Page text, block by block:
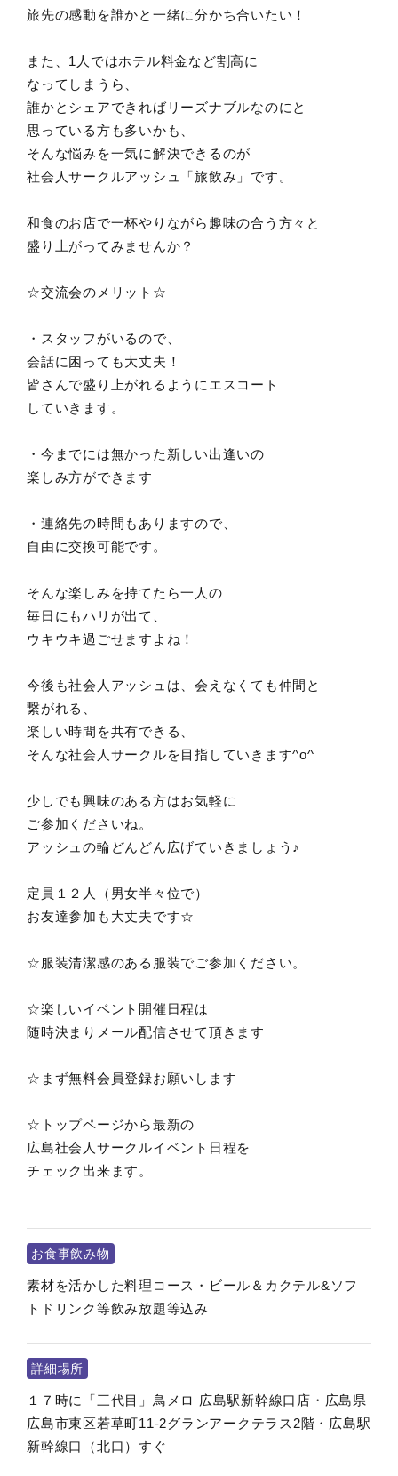
旅先の感動を誰かと一緒に分かち合いたい！
また、1人ではホテル料金など割高に
なってしまうら、
誰かとシェアできればリーズナブルなのにと
思っている方も多いかも、
そんな悩みを一気に解決できるのが
社会人サークルアッシュ「旅飲み」です。
和食のお店で一杯やりながら趣味の合う方々と
盛り上がってみませんか？
☆交流会のメリット☆
・スタッフがいるので、
会話に困っても大丈夫！
皆さんで盛り上がれるようにエスコート
していきます。
・今までには無かった新しい出逢いの
楽しみ方ができます
・連絡先の時間もありますので、
自由に交換可能です。
そんな楽しみを持てたら一人の
毎日にもハリが出て、
ウキウキ過ごせますよね！
今後も社会人アッシュは、会えなくても仲間と
繋がれる、
楽しい時間を共有できる、
そんな社会人サークルを目指していきます^o^
少しでも興味のある方はお気軽に
ご参加くださいね。
アッシュの輪どんどん広げていきましょう♪
定員１２人（男女半々位で）
お友達参加も大丈夫です☆
☆服装清潔感のある服装でご参加ください。
☆楽しいイベント開催日程は
随時決まりメール配信させて頂きます
☆まず無料会員登録お願いします
☆トップページから最新の
広島社会人サークルイベント日程を
チェック出来ます。
お食事飲み物
素材を活かした料理コース・ビール＆カクテル&ソフ
トドリンク等飲み放題等込み
詳細場所
１７時に「三代目」鳥メロ 広島駅新幹線口店・広島県
広島市東区若草町11-2グランアークテラス2階・広島駅
新幹線口（北口）すぐ